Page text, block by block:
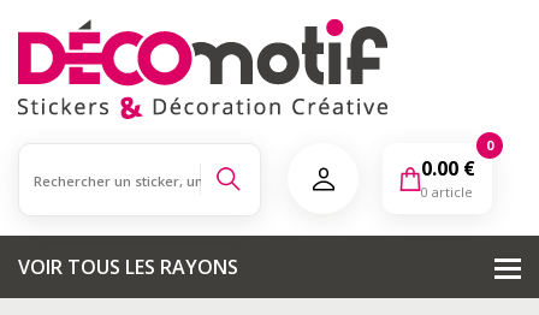
0
0.00 €
0 article
VOIR TOUS LES RAYONS